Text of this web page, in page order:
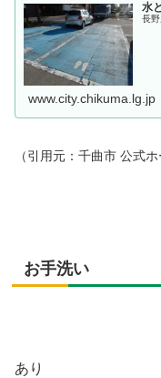
水
長
www.city.chikuma.lg.jp
（引用元：千曲市 公式ホ
お手洗い
あり